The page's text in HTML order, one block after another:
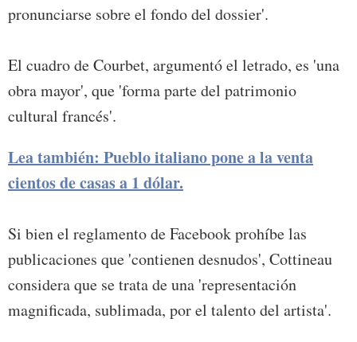
pronunciarse sobre el fondo del dossier'.
El cuadro de Courbet, argumentó el letrado, es 'una
obra mayor', que 'forma parte del patrimonio
cultural francés'.
Lea también: Pueblo italiano pone a la venta
cientos de casas a 1 dólar.
Si bien el reglamento de Facebook prohíbe las
publicaciones que 'contienen desnudos', Cottineau
considera que se trata de una 'representación
magnificada, sublimada, por el talento del artista'.